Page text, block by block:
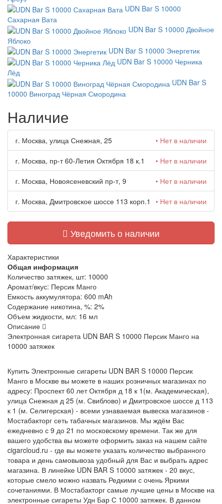
UDN Bar S 10000
Сахарная Вата
UDN Bar S 10000 Двойное
Яблоко
UDN Bar S 10000 Энергетик
UDN Bar S 10000 Черника
Лёд
UDN Bar S
10000 Виноград Чёрная Смородина
Наличие
г. Москва, улица Снежная, 25 • Нет в наличии
г. Москва, пр-т 60-Летия Октября 18 к.1 • Нет в наличии
г. Москва, Новоясеневский пр-т, 9 • Нет в наличии
г. Москва, Дмитровское шоссе 113 корп.1 • Нет в наличии
Уведомить о наличии
Характеристики
Общая информация
Количество затяжек, шт: 10000
Аромат/вкус: Персик Манго
Емкость аккумулятора: 600 mAh
Содержание никотина, %: 2%
Объем жидкости, мл: 16 мл
Описание
Электронная сигарета UDN BAR S 10000 Персик Манго на
10000 затяжек
Купить Электронные сигареты UDN BAR S 10000 Персик
Манго в Москве вы можете в наших розничных магазинах по
адресу: Проспект 60 лет Октября д 18 к 1(м. Академическая),
улица Снежная д 25 (м. Свиблово) и Дмитровское шоссе д 113
к 1 (м. Селигерская) - всеми узнаваемая вывеска магазинов -
Мостабакторг сеть табачных магазинов. Мы ждём Вас
ежедневно с 9 до 21 по московскому времени. Так же для
вашего удобства вы можете оформить заказ на нашем сайте
cigarcloud.ru - где вы можете указать количество выбранного
товара и день самовывоза удобный для Вас и выбрать адрес
магазина. В линейке UDN BAR S 10000 затяжек - 20 вкус,
которые смело можно назвать Редкими с очень Яркими
сочетаниями. В Мостабакторг самые лучшие цены в Москве на
электронные сигареты Удн Бар С 10000 затяжек. В данном